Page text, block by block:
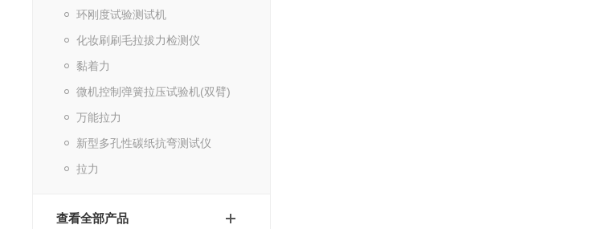
环刚度试验测试机
化妆刷刷毛拉拔力检测仪
黏着力
微机控制弹簧拉压试验机(双臂)
万能拉力
新型多孔性碳纸抗弯测试仪
拉力
查看全部产品